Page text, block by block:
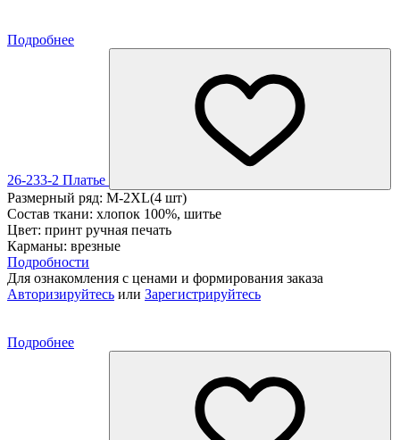
Подробнее
26-233-2 Платье
Размерный ряд: M-2XL(4 шт)
Состав ткани: хлопок 100%, шитье
Цвет: принт ручная печать
Карманы: врезные
Подробности
Для ознакомления с ценами и формирования заказа
Авторизируйтесь или Зарегистрируйтесь
Подробнее